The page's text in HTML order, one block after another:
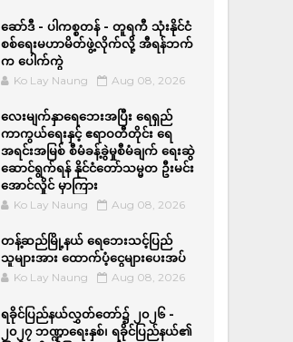
ဆော်ဒီ - ပါကစ္စတန် - တူရကီ သုံးနိုင်ငံ
စစ်ရေးမဟာမိတ်ဖွဲ့လိုက်လို့ အီရန်ဘက်
က ပေါက်ကွဲ
Ko Lay Naung Aug 08, 2026
လေးမျက်နှာရေဘေးအပြီး ရေရှည်
ကာကွယ်ရေးနှင့် ဧရာဝတီတိုင်း ရေ
အရင်းအမြစ် စီမံခန့်ခွဲမှုစီမံချက် ရေးဆွဲ
ဆောင်ရွက်ရန် နိုင်ငံတော်သမ္မတ ဦးမင်း
အောင်လှိုင် မှာကြား
Ko Lay Naung Aug 08, 2026
တန့်ဆည်မြို့နယ် ရေဘေးသင့်ပြည်
သူများအား ထောက်ပံ့ငွေများပေးအပ်
Ko Lay Naung Aug 08, 2026
ရခိုင်ပြည်နယ်လွှတ်တော်၌ ၂၀၂၆ -
၂၀၂၇ ဘဏ္ဍာရေးနှစ်၊ ရခိုင်ပြည်နယ်၏